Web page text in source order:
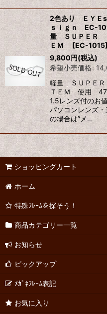
2色あり ＥＹ
ｓｉｇｎ EC-
量 ＳＵＰＥＲ
ＥＭ [EC-1015
9,800円(税込)
希望小売価格:
軽量 ＳＵＰＥ
ＴＥＭ 使用 47
1.5レンズ付のお
パソコンレンズ
の場合は”メ…
ショッピングカート
ホーム
特殊ﾌﾚｰﾑを探そう！
商品カテゴリー一覧
お知らせ
ピックアップ
ﾒｶﾞﾈﾌﾚｰﾑ表記
お気に入り